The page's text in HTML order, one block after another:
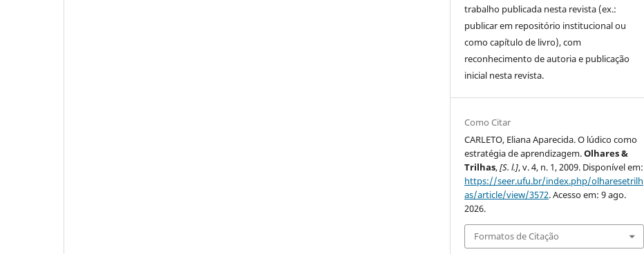
trabalho publicada nesta revista (ex.:
publicar em repositório institucional ou
como capítulo de livro), com
reconhecimento de autoria e publicação
inicial nesta revista.
Como Citar
CARLETO, Eliana Aparecida. O lúdico como
estratégia de aprendizagem.Olhares &
Trilhas,[S. l.], v. 4, n. 1, 2009. Disponível em:
https://seer.ufu.br/index.php/olharesetrilh
as/article/view/3572. Acesso em: 9 ago.
2026.
Formatos de Citação